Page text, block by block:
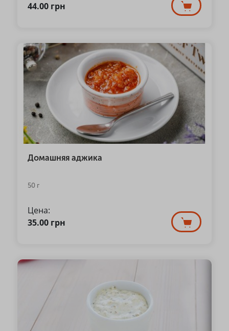
44.00 грн
Домашняя аджика
50 г
Цена:
35.00 грн